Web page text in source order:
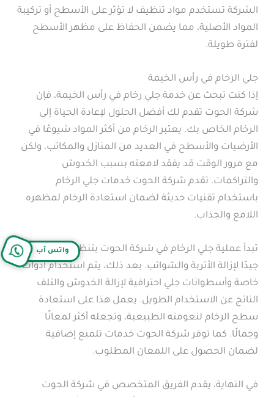
الشركة تستخدم مواد تنظيف لا تؤثر على الأسطح أو تركيبة
المواد الأصلية، مما يضمن الحفاظ على مظهر الأسطح
لفترة طويلة.
جلي الرخام في رأس الخيمة
إذا كنت تبحث عن خدمة جلي رخام في رأس الخيمة، فإن
شركة الحوت تقدم لك أفضل الحلول لإعادة الحياة إلى
الرخام الخاص بك. يعتبر الرخام من أكثر المواد شيوعًا في
الأرضيات والأسطح في العديد من المنازل والمكاتب، ولكن
مع مرور الوقت قد يفقد لامعته بسبب الخدوش
والتراكمات. تقدم شركة الحوت خدمات جلي الرخام
باستخدام تقنيات حديثة لضمان استعادة الرخام لمظهره
اللامع والجذاب.
تبدأ عملية جلي الرخام في شركة الحوت بتنظيف السطح
جيدًا لإزالة الأتربة والشوائب. بعد ذلك، يتم استخدام أدوات
خاصة وأسطوانات جلي احترافية لإزالة الخدوش والتلف
الناتج عن الاستخدام الطويل. يعمل هذا على استعادة
سطح الرخام لنعومته الطبيعية، وتجعله أكثر لمعانًا
وجمالًا. كما توفر شركة الحوت خدمات تلميع إضافية
لضمان الحصول على اللمعان المطلوب.
في النهاية، يقدم الفريق المتخصص في شركة الحوت
واتس آب